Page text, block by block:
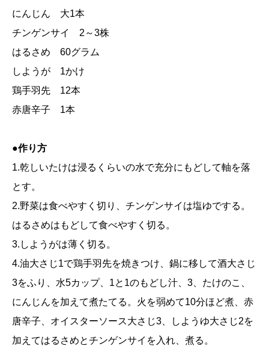
にんじん 大1本
チンゲンサイ 2～3株
はるさめ 60グラム
しようが 1かけ
鶏手羽先 12本
赤唐辛子 1本
●作り方
1.乾しいたけは浸るくらいの水で充分にもどして軸を落
とす。
2.野菜は食べやすく切り、チンゲンサイは塩ゆでする。
はるさめはもどして食べやすく切る。
3.しようがは薄く切る。
4.油大さじ1で鶏手羽先を焼きつけ、鍋に移して酒大さじ
3をふり、水5カップ、1と1のもどし汁、3、たけのこ、
にんじんを加えて煮たてる。火を弱めて10分ほど煮、赤
唐辛子、オイスターソース大さじ3、しようゆ大さじ2を
加えてはるさめとチンゲンサイを入れ、煮る。